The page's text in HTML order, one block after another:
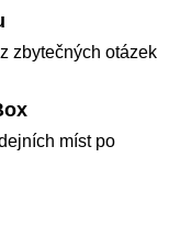
zbytečných otázek
míst po